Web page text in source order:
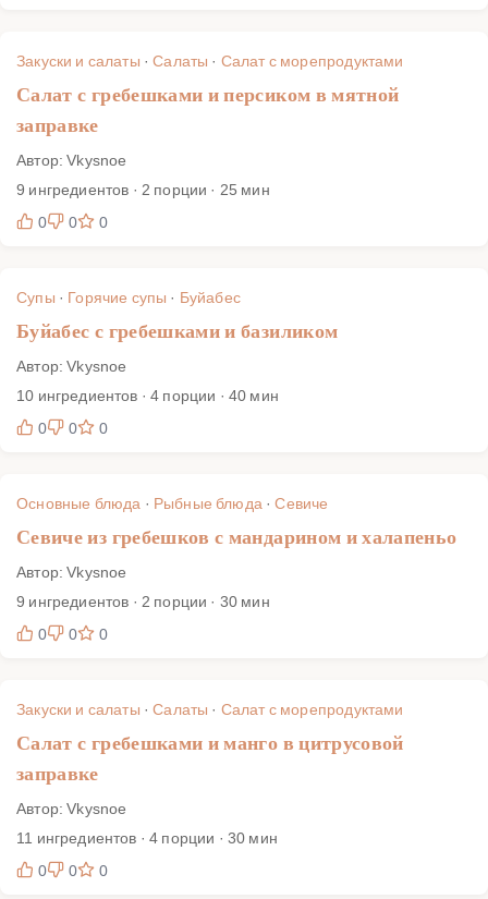
Закуски и салаты ·Салаты · Салат с морепродуктами
Салат с гребешками и персиком в мятной
заправке
Автор: Vkysnoe
9 ингредиентов · 2 порции · 25 мин
0
0 0
Супы · Горячие супы · Буйабес
Буйабес с гребешками и базиликом
Автор: Vkysnoe
10 ингредиентов · 4 порции · 40 мин
0
0 0
Основные блюда · Рыбные блюда·Севиче
Севиче из гребешков с мандарином и халапеньо
Автор: Vkysnoe
9 ингредиентов · 2 порции · 30 мин
0
0 0
Закуски и салаты ·Салаты · Салат с морепродуктами
Салат с гребешками и манго в цитрусовой
заправке
Автор: Vkysnoe
11 ингредиентов · 4 порции · 30 мин
0
0 0